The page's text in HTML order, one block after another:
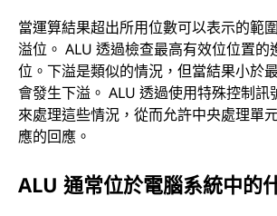
當運算結果超出所用位數可以表示的範
溢位。 ALU 透過檢查最高有效位位置的
位。下溢是類似的情況，但當結果小於
會發生下溢。 ALU 透過使用特殊控制訊
來處理這些情況，從而允許中央處理單
應的回應。
ALU 通常位於電腦系統中的